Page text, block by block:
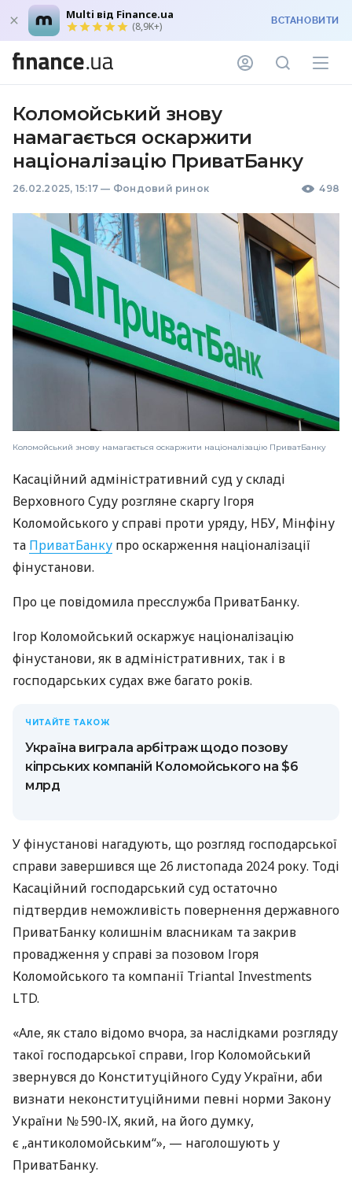
Multi від Finance.ua
(8,9K+) ВСТАНОВИТИ
Коломойський знову
намагається оскаржити
націоналізацію ПриватБанку
26.02.2025, 15:17 — Фондовий ринок 498
Коломойський знову намагається оскаржити націоналізацію ПриватБанку
Касаційний адміністративний суд у складі
Верховного Суду розгляне скаргу Ігоря
Коломойського у справі проти уряду, НБУ, Мінфіну
та ПриватБанку про оскарження націоналізації
фінустанови.
Про це повідомила пресслужба ПриватБанку.
Ігор Коломойський оскаржує націоналізацію
фінустанови, як в адміністративних, так і в
господарських судах вже багато років.
ЧИТАЙТЕ ТАКОЖ
Україна виграла арбітраж щодо позову
кіпрських компаній Коломойського на $6
млрд
У фінустанові нагадують, що розгляд господарської
справи завершився ще 26 листопада 2024 року. Тоді
Касаційний господарський суд остаточно
підтвердив неможливість повернення державного
ПриватБанку колишнім власникам та закрив
провадження у справі за позовом Ігоря
Коломойського та компанії Triantal Investments
LTD.
«Але, як стало відомо вчора, за наслідками розгляду
такої господарської справи, Ігор Коломойський
звернувся до Конституційного Суду України, аби
визнати неконституційними певні норми Закону
України № 590-ІХ, який, на його думку,
є „антиколомойським“», — наголошують у
ПриватБанку.